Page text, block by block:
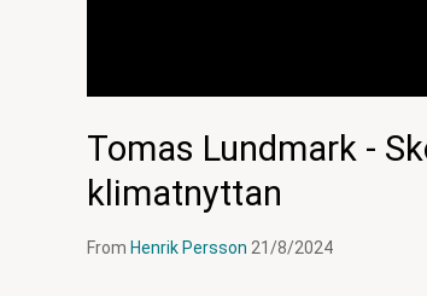
Tomas Lundmark -
klimatnyttan
From Henrik Persson 21/8/2024